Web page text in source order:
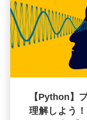
【Python】
理解しよう